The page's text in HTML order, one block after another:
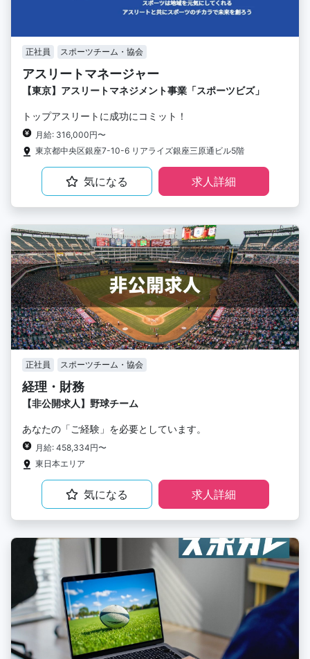
正社員 スポーツチーム・協会
アスリートマネージャー
【東京】アスリートマネジメント事業「スポーツビズ」
トップアスリートに成功にコミット！
月給: 316,000円〜
東京都中央区銀座7-10-6 リアライズ銀座三原通ビル5階
気になる 求人詳細
正社員 スポーツチーム・協会
経理・財務
【非公開求人】野球チーム
あなたの「ご経験」を必要としています。
月給: 458,334円〜
東日本エリア
気になる 求人詳細